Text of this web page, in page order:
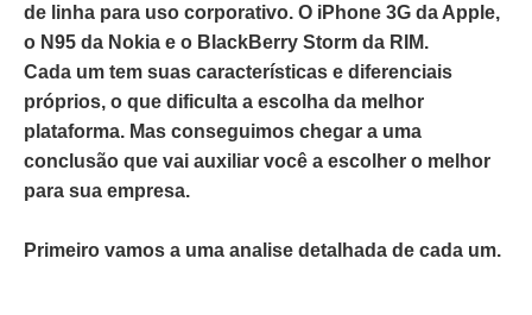
de linha para uso corporativo. O iPhone 3G da Apple,
o N95 da Nokia e o BlackBerry Storm da RIM.
Cada um tem suas características e diferenciais
próprios, o que dificulta a escolha da melhor
plataforma. Mas conseguimos chegar a uma
conclusão que vai auxiliar você a escolher o melhor
para sua empresa.
Primeiro vamos a uma analise detalhada de cada um.